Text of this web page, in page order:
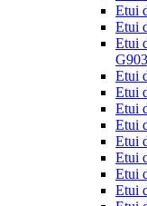
Etui
Etui
Etui
G903
Etui
Etui
Etui
Etui
Etui
Etui
Etui
Etui